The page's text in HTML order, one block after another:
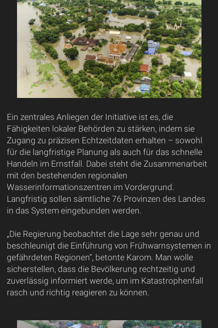
Ein zentrales Anliegen der Initiative ist es, die
Fähigkeiten lokaler Behörden zu stärken, indem sie
Zugang zu präzisen Echtzeitdaten erhalten – sowohl
für die langfristige Planung als auch für das schnelle
Handeln im Ernstfall. Dabei steht die Zusammenarbeit
mit den bestehenden regionalen
Wasserinformationszentren im Vordergrund.
Langfristig sollen sämtliche 76 Provinzen des Landes
in das System eingebunden werden.
„Die Regierung beobachtet die Lage sehr genau und
beschleunigt die Einführung von Frühwarnsystemen in
gefährdeten Regionen“, betonte Karom. Man wolle
sicherstellen, dass die Bevölkerung rechtzeitig und
zuverlässig informiert werde, um im Katastrophenfall
rasch und richtig reagieren zu können.